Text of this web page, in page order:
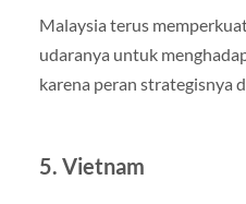
Malaysia terus
udaranya untuk
karena peran strategisnya
5. Vietnam